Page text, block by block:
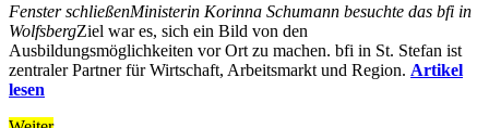
Fenster schließenMinisterin Korinna Schumann besuchte das bfi in
WolfsbergZiel war es, sich ein Bild von den
Ausbildungsmöglichkeiten vor Ort zu machen. bfi in St. Stefan ist
zentraler Partner für Wirtschaft, Arbeitsmarkt und Region. Artikel
lesen